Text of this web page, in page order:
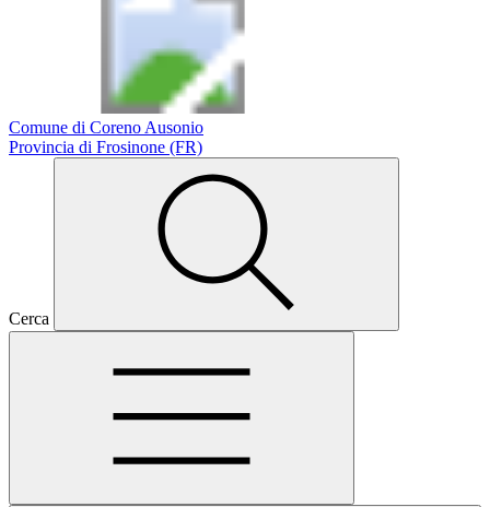
Comune di Coreno Ausonio
Provincia di Frosinone (FR)
Cerca